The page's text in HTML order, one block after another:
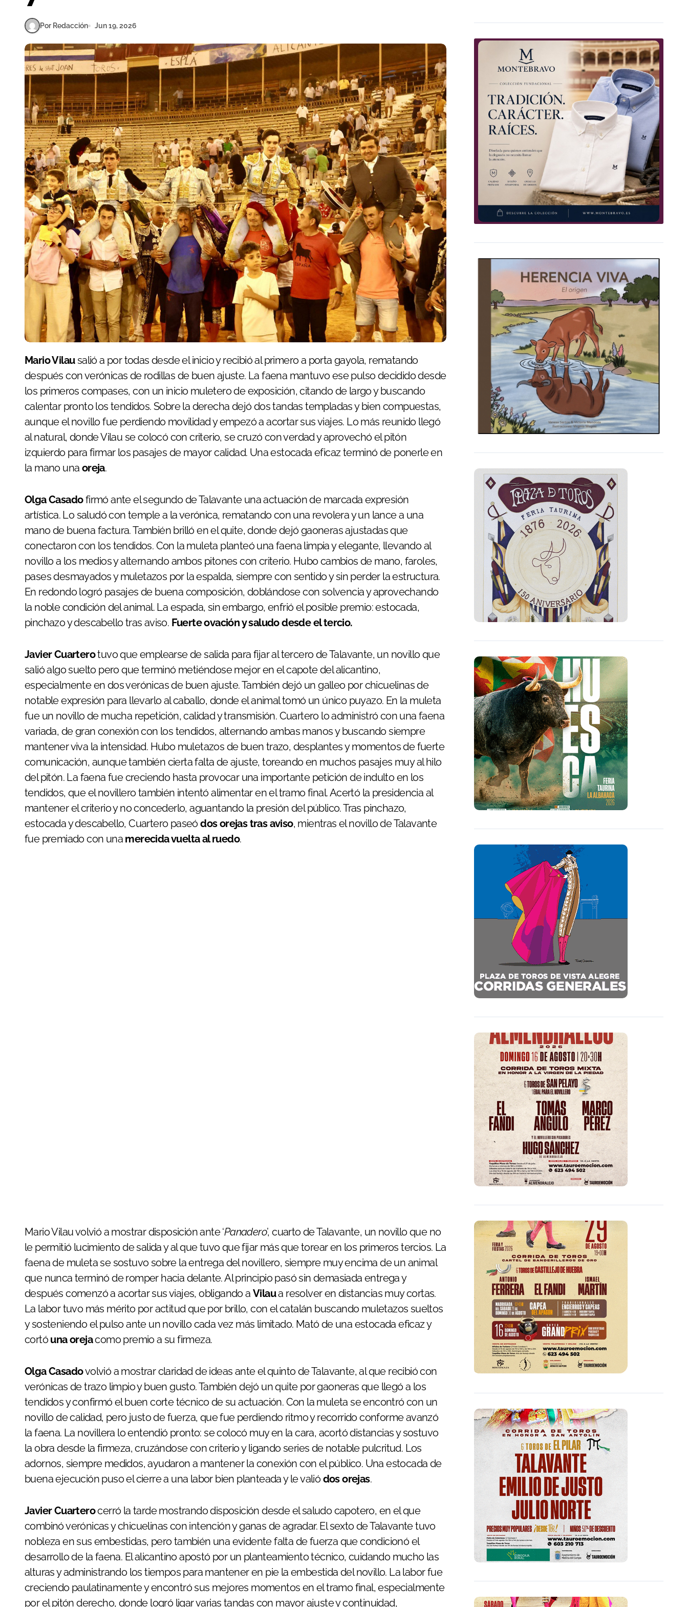
Por Redacción Jun 19, 2026
Mario Vilausalió a por todas desde el inicio y recibió al primero a porta gayola, rematando
después con verónicas de rodillas de buen ajuste. La faena mantuvo ese pulso decidido desde
los primeros compases, con un inicio muletero de exposición, citando de largo y buscando
calentar pronto los tendidos. Sobre la derecha dejó dos tandas templadas y bien compuestas,
aunque el novillo fue perdiendo movilidad y empezó a acortar sus viajes. Lo más reunido llegó
al natural, donde Vilau se colocó con criterio, se cruzó con verdad y aprovechó el pitón
izquierdo para firmar los pasajes de mayor calidad. Una estocada eficaz terminó de ponerle en
la mano una oreja.
Olga Casadofirmó ante el segundo de Talavante una actuación de marcada expresión
artística. Lo saludó con temple a la verónica, rematando con una revolera y un lance a una
mano de buena factura. También brilló en el quite, donde dejó gaoneras ajustadas que
conectaron con los tendidos. Con la muleta planteó una faena limpia y elegante, llevando al
novillo a los medios y alternando ambos pitones con criterio. Hubo cambios de mano, faroles,
pases desmayados y muletazos por la espalda, siempre con sentido y sin perder la estructura.
En redondo logró pasajes de buena composición, doblándose con solvencia y aprovechando
la noble condición del animal. La espada, sin embargo, enfrió el posible premio: estocada,
pinchazo y descabello tras aviso. Fuerte ovación y saludo desde el tercio.
Javier Cuarterotuvo que emplearse de salida para fijar al tercero de Talavante, un novillo que
salió algo suelto pero que terminó metiéndose mejor en el capote del alicantino,
especialmente en dos verónicas de buen ajuste. También dejó un galleo por chicuelinas de
notable expresión para llevarlo al caballo, donde el animal tomó un único puyazo. En la muleta
fue un novillo de mucha repetición, calidad y transmisión. Cuartero lo administró con una faena
variada, de gran conexión con los tendidos, alternando ambas manos y buscando siempre
mantener viva la intensidad. Hubo muletazos de buen trazo, desplantes y momentos de fuerte
comunicación, aunque también cierta falta de ajuste, toreando en muchos pasajes muy al hilo
del pitón. La faena fue creciendo hasta provocar una importante petición de indulto en los
tendidos, que el novillero también intentó alimentar en el tramo final. Acertó la presidencia al
mantener el criterio y no concederlo, aguantando la presión del público. Tras pinchazo,
estocada y descabello, Cuartero paseódos orejas tras aviso, mientras el novillo de Talavante
fue premiado con una merecida vuelta al ruedo.
Mario Vilau volvió a mostrar disposición ante ‘Panadero’, cuarto de Talavante, un novillo que no
le permitió lucimiento de salida y al que tuvo que fijar más que torear en los primeros tercios. La
faena de muleta se sostuvo sobre la entrega del novillero, siempre muy encima de un animal
que nunca terminó de romper hacia delante. Al principio pasó sin demasiada entrega y
después comenzó a acortar sus viajes, obligando a Vilaua resolver en distancias muy cortas.
La labor tuvo más mérito por actitud que por brillo, con el catalán buscando muletazos sueltos
y sosteniendo el pulso ante un novillo cada vez más limitado. Mató de una estocada eficaz y
cortóuna orejacomo premio a su firmeza.
Olga Casadovolvió a mostrar claridad de ideas ante el quinto de Talavante, al que recibió con
verónicas de trazo limpio y buen gusto. También dejó un quite por gaoneras que llegó a los
tendidos y confirmó el buen corte técnico de su actuación. Con la muleta se encontró con un
novillo de calidad, pero justo de fuerza, que fue perdiendo ritmo y recorrido conforme avanzó
la faena. La novillera lo entendió pronto: se colocó muy en la cara, acortó distancias y sostuvo
la obra desde la firmeza, cruzándose con criterio y ligando series de notable pulcritud. Los
adornos, siempre medidos, ayudaron a mantener la conexión con el público. Una estocada de
buena ejecución puso el cierre a una labor bien planteada y le valiódos orejas.
Javier Cuarterocerró la tarde mostrando disposición desde el saludo capotero, en el que
combinó verónicas y chicuelinas con intención y ganas de agradar. El sexto de Talavante tuvo
nobleza en sus embestidas, pero también una evidente falta de fuerza que condicionó el
desarrollo de la faena. El alicantino apostó por un planteamiento técnico, cuidando mucho las
alturas y administrando los tiempos para mantener en pie la embestida del novillo. La labor fue
creciendo paulatinamente y encontró sus mejores momentos en el tramo final, especialmente
por el pitón derecho, donde logró ligar varias tandas con mayor ajuste y continuidad,